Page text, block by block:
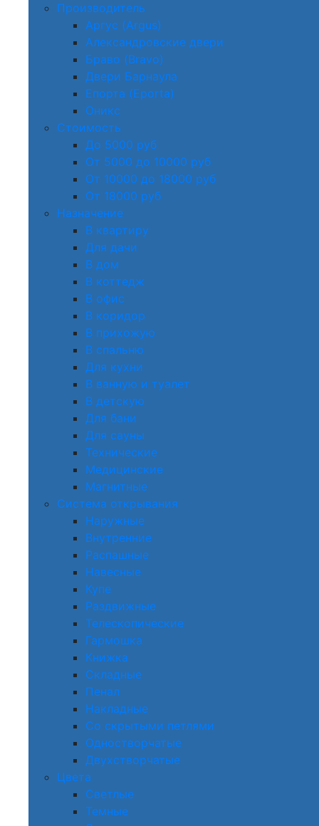
Производитель
Аргус (Argus)
Александровские двери
Браво (Bravo)
Двери Барнаула
Епорта (Eporta)
Оникс
Стоимость
До 5000 руб
От 5000 до 10000 руб
От 10000 до 18000 руб
От 18000 руб
Назначение
В квартиру
Для дачи
В дом
В коттедж
В офис
В коридор
В прихожую
В спальню
Для кухни
В ванную и туалет
В детскую
Для бани
Для сауны
Технические
Медицинские
Магнитные
Система открывания
Наружные
Внутренние
Распашные
Навесные
Купе
Раздвижные
Телескопические
Гармошка
Книжка
Складные
Пенал
Накладные
Со скрытыми петлями
Одностворчатые
Двухстворчатые
Цвета
Светлые
Темные